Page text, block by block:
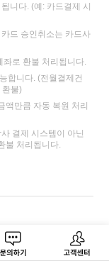
문의하기 고객센터
니다. (예: 카드결제 시
드 승인취소는 카드사
좌로 환불 처리됩니다.
합니다. (전월결제건
불)
액만큼 자동 복원 처리
결제 시스템이 아닌
불 처리됩니다.
해 단독 손세탁해주세
이 될 수 있습니다.